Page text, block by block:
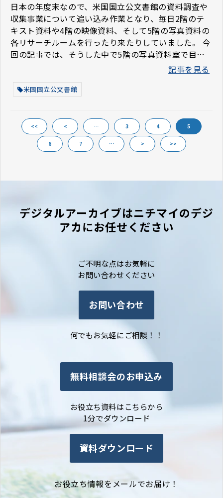
日本の年度末なので、米国国立公文書館の資料調査や
収集事業について追い込み作業となり、毎日2階のテ
キスト資料や4階の映像資料、そして5階の写真資料の
各リサーチルームを行ったり来たりしていました。 今
回の記事では、そうした中で5階の写真資料室で目に
留まった一枚をきっかけに、ネイティブアメリカン
ジオで撮影された美しい写真の数々を、ぜひご覧くだ
記事を見る
米国国立公文書館
<< < … 3 4 5
6 7 … > >>
デジタルアーカイブはニチマイのデジ
アカにお任せください
ご不明な点はお気軽に
お問い合わせください
お問い合わせ
何でもお気軽にご相談！！
無料相談会のお申込み
お役立ち資料はこちらから
1分でダウンロード
資料ダウンロード
お役立ち情報をメールでお届け！